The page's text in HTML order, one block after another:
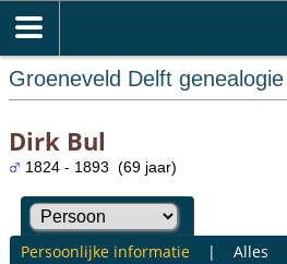
Groeneveld Delft genealogie
Dirk Bul
1824 - 1893 (69 jaar)
Persoonlijke informatie| Alles